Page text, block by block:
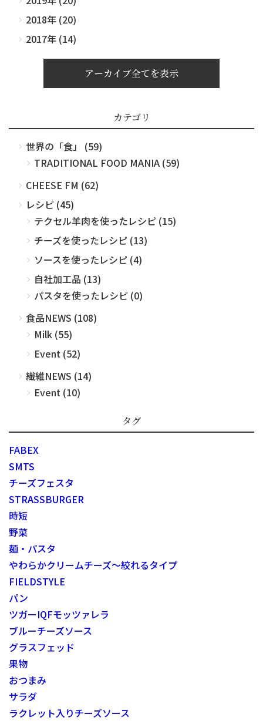
2018年 (20)
2017年 (14)
アーカイブ全てを表示
カテゴリ
世界の「食」 (59)
TRADITIONAL FOOD MANIA (59)
CHEESE FM (62)
レシピ (45)
テクセル羊肉を使ったレシピ (15)
チーズを使ったレシピ (13)
ソースを使ったレシピ (4)
自社加工品 (13)
パスタを使ったレシピ (0)
食品NEWS (108)
Milk (55)
Event (52)
繊維NEWS (14)
Event (10)
タグ
FABEX
SMTS
チーズフェスタ
STRASSBURGER
時短
野菜
麺・パスタ
やわらかクリームチーズ～絞れるタイプ
FIELDSTYLE
パン
ツガーIQFモッツァレラ
ブルーチーズソース
グラスフェッド
果物
おつまみ
サラダ
ラクレット入りチーズソース